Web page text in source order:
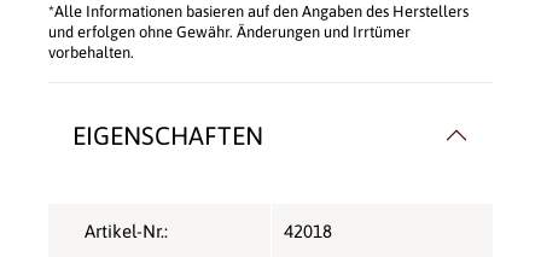
*Alle Informationen basieren auf den Angaben des Herstellers
und erfolgen ohne Gewähr. Änderungen und Irrtümer
vorbehalten.
EIGENSCHAFTEN
Artikel-Nr.: 42018